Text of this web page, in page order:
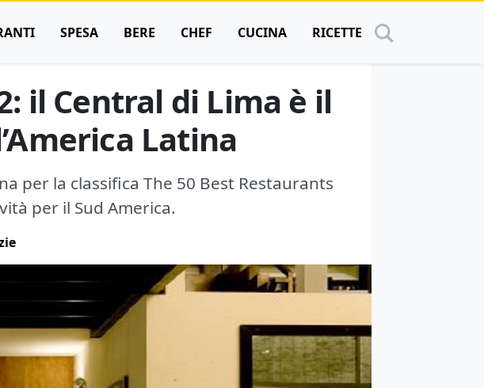
SPESA BERE CHEF CUCINA RICETTE
il Central di Lima è il
Latina
per la classifica The 50 Best Restaurants
per il Sud America.